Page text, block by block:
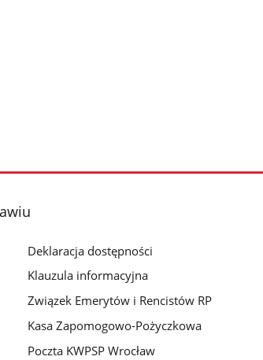
Deklaracja dostępności
Klauzula informacyjna
Związek Emerytów i Rencistów RP
Kasa Zapomogowo-Pożyczkowa
Poczta KWPSP Wrocław